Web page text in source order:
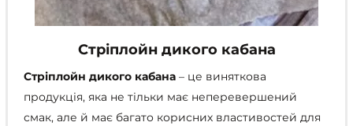
Стріплойн дикого кабана
Стріплойн дикого кабана – це виняткова
продукція, яка не тільки має неперевершений
смак, але й має багато корисних властивостей для